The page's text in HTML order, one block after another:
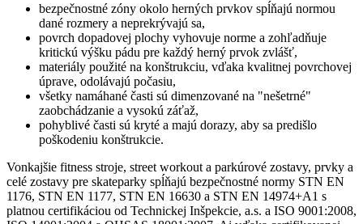
bezpečnostné zóny okolo herných prvkov spĺňajú normou
dané rozmery a neprekrývajú sa,
povrch dopadovej plochy vyhovuje norme a zohľadňuje
kritickú výšku pádu pre každý herný prvok zvlášť,
materiály použité na konštrukciu, vďaka kvalitnej povrchovej
úprave, odolávajú počasiu,
všetky namáhané časti sú dimenzované na "nešetrné"
zaobchádzanie a vysokú záťaž,
pohyblivé časti sú kryté a majú dorazy, aby sa predišlo
poškodeniu konštrukcie.
Vonkajšie fitness stroje, street workout a parkúrové zostavy, prvky a
celé zostavy pre skateparky spĺňajú bezpečnostné normy STN EN
1176, STN EN 1177, STN EN 16630 a STN EN 14974+A1 s
platnou certifikáciou od Technickej Inšpekcie, a.s. a ISO 9001:2008,